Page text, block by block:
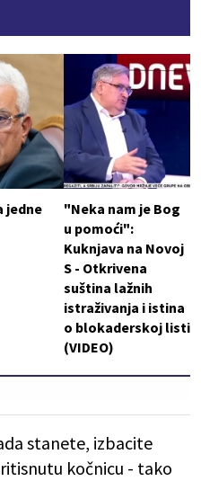
jedne
"Neka nam je Bog
u pomoći":
Kuknjava na Novoj
S - Otkrivena
suština lažnih
istraživanja i istina
o blokaderskoj listi
(VIDEO)
stanete, izbacite
kočnicu - tako